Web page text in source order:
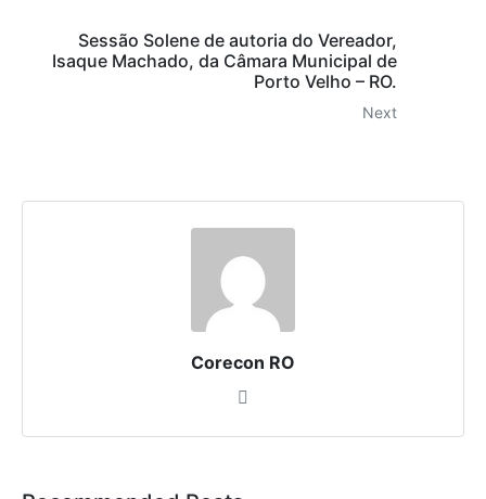
Sessão Solene de autoria do Vereador,
Isaque Machado, da Câmara Municipal de
Porto Velho – RO.
Next
Corecon RO